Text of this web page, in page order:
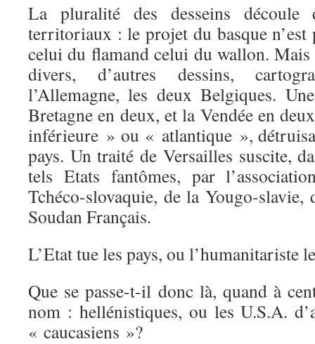
La pluralité des desseins découle
territoriaux : le projet du basque n’est
celui du flamand celui du wallon. Mais
divers, d’autres dessins,
l’Allemagne, les deux Belgiques.
Bretagne en deux, et la Vendée en
inférieure » ou « atlantique »,
pays. Un traité de Versailles suscite,
tels Etats fantômes, par
Tchéco-slovaquie, de la Yougo-
Soudan Français.
L’Etat tue les pays, ou l’humanitariste
Que se passe-t-il donc là, quand à
nom : hellénistiques, ou les U.S.A.
« caucasiens »?